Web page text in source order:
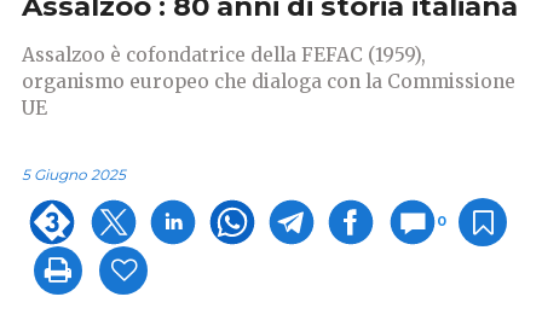
Assalzoo è cofondatrice della FEFAC (1959),
organismo europeo che dialoga con la Commissione
UE
5 Giugno 2025
0